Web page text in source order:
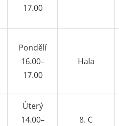
17.00
Pondělí
16.00–
17.00
Hala
Úterý
14.00–
8. C